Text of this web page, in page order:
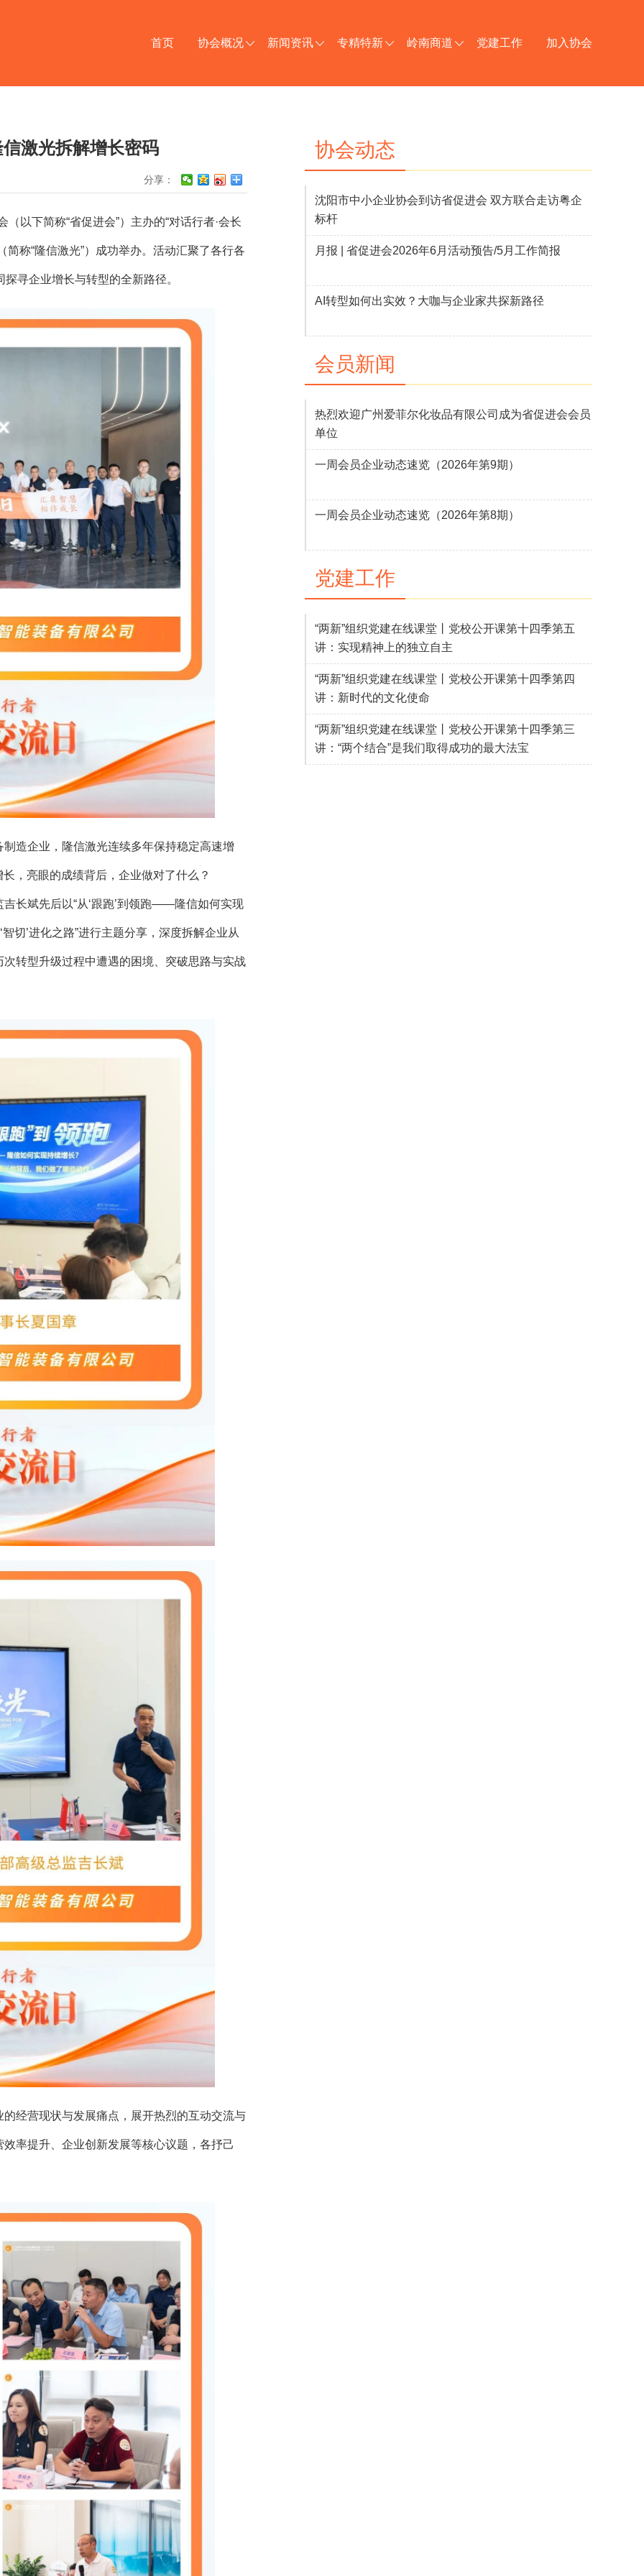
首页 协会概况 新闻资讯 专精特新 岭南商道 党建工作 加入协会
激光拆解增长密码
分享：
下简称“省促进会”）主办的“对话行者·会长
简称“隆信激光”）成功举办。活动汇聚了各行各
寻企业增长与转型的全新路径。
企业，隆信激光连续多年保持稳定高速增
，亮眼的成绩背后，企业做对了什么？
斌先后以“从‘跟跑’到领跑——隆信如何实现
智切’进化之路”进行主题分享，深度拆解企业从
转型升级过程中遭遇的困境、突破思路与实战
营现状与发展痛点，展开热烈的互动交流与
率提升、企业创新发展等核心议题，各抒己
协会动态
沈阳市中小企业协会到访省促进会 双方联合走访粤企
标杆
月报 | 省促进会2026年6月活动预告/5月工作简报
AI转型如何出实效？大咖与企业家共探新路径
会员新闻
热烈欢迎广州爱菲尔化妆品有限公司成为省促进会会员
单位
一周会员企业动态速览（2026年第9期）
一周会员企业动态速览（2026年第8期）
党建工作
“两新”组织党建在线课堂丨党校公开课第十四季第五
讲：实现精神上的独立自主
“两新”组织党建在线课堂丨党校公开课第十四季第四
讲：新时代的文化使命
“两新”组织党建在线课堂丨党校公开课第十四季第三
讲：“两个结合”是我们取得成功的最大法宝